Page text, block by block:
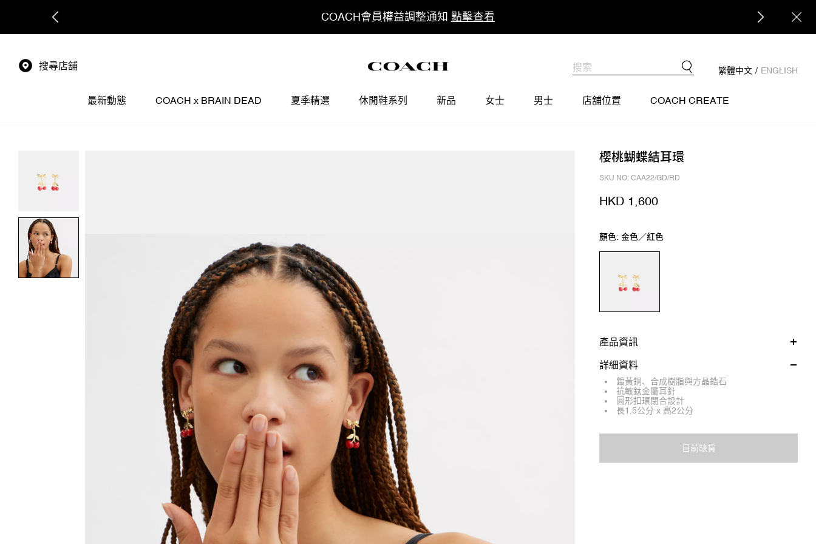
COACH會員權益調整通知 點擊查看
搜尋店舖 繁體中文 / ENGLISH
最新動態 COACH x BRAIN DEAD 夏季精選 休閒鞋系列 新品 女士 男士 店舖位置 COACH CREATE
櫻桃蝴蝶結耳環
SKU NO: CAA22/GD/RD
HKD 1,600
顏色: 金色／紅色
產品資訊
詳細資料
鍍黃銅、合成樹脂與方晶鋯石
抗敏鈦金屬耳針
圓形扣環閉合設計
長1.5公分 x 高2公分
目前缺貨